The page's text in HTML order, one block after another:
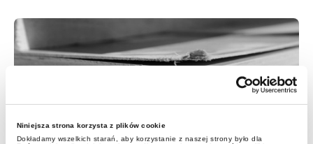
Niniejsza strona korzysta z plików cookie
Dokładamy wszelkich starań, aby korzystanie z naszej strony było dla